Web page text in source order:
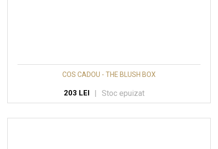
COS CADOU - THE BLUSH BOX
203 LEI | Stoc epuizat